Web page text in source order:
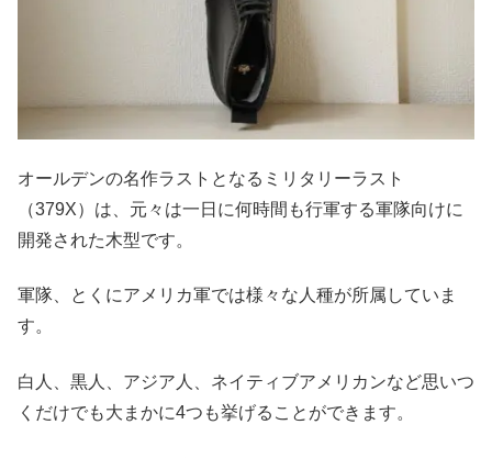
オールデンの名作ラストとなるミリタリーラスト
（379X）は、元々は一日に何時間も行軍する軍隊向けに
開発された木型です。
軍隊、とくにアメリカ軍では様々な人種が所属していま
す。
白人、黒人、アジア人、ネイティブアメリカンなど思いつ
くだけでも大まかに4つも挙げることができます。